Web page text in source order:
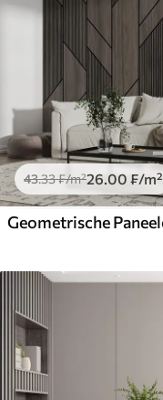
43.33₣/m²26.00 ₣/m²